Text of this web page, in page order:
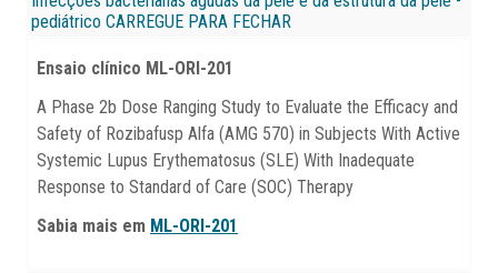
pediátrico CARREGUE PARA FECHAR
Ensaio clínico ML-ORI-201
A Phase 2b Dose Ranging Study to Evaluate the Efficacy and
Safety of Rozibafusp Alfa (AMG 570) in Subjects With Active
Systemic Lupus Erythematosus (SLE) With Inadequate
Response to Standard of Care (SOC) Therapy
Sabia mais em ML-ORI-201